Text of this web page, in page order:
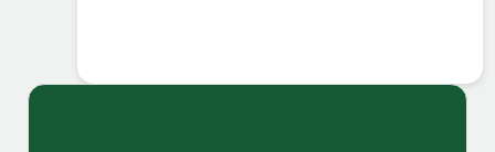
Sidebar